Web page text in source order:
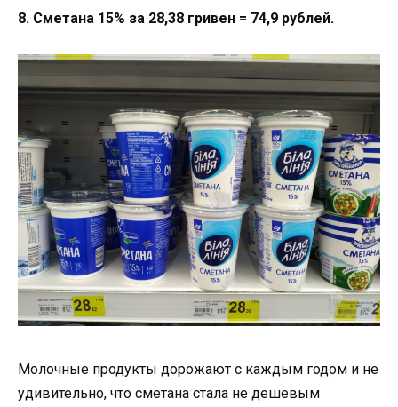
8. Сметана 15% за 28,38 гривен = 74,9 рублей.
Молочные продукты дорожают с каждым годом и не
удивительно, что сметана стала не дешевым